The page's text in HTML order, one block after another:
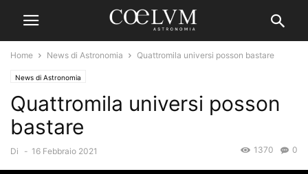
Home News di Astronomia Quattromila universi posson bastare
News di Astronomia
Quattromila universi posson
bastare
Di - 16 Febbraio 2021 0
1370